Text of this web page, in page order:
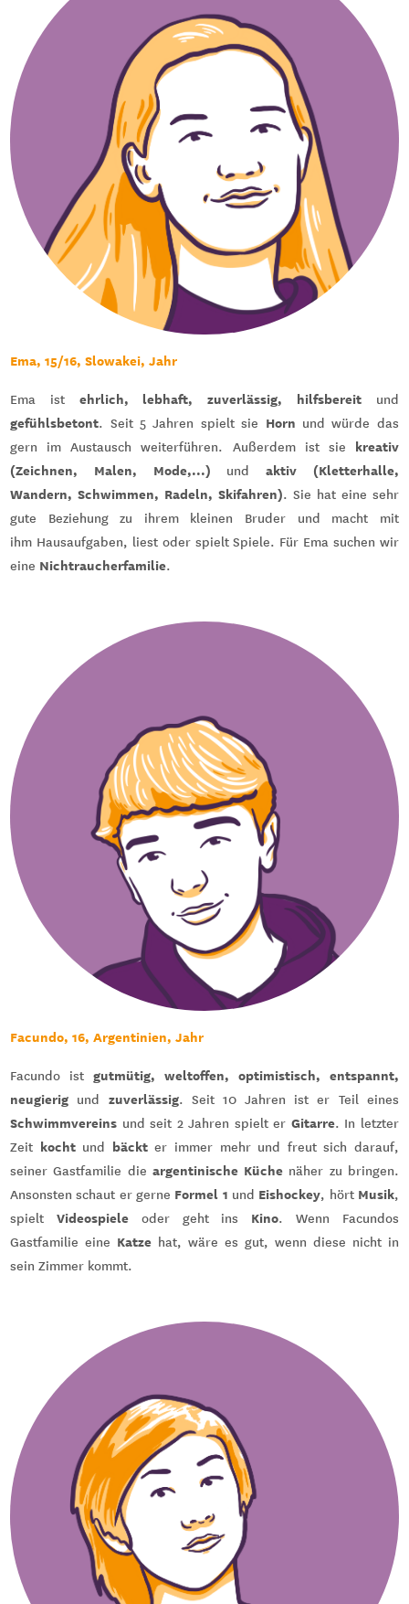
Ema, 15/16, Slowakei, Jahr
Ema ist ehrlich, lebhaft, zuverlässig, hilfsbereit und
gefühlsbetont. Seit 5 Jahren spielt sie Horn und würde das
gern im Austausch weiterführen. Außerdem ist sie kreativ
(Zeichnen, Malen, Mode,...) undaktiv (Kletterhalle,
Wandern, Schwimmen, Radeln, Skifahren). Sie hat eine sehr
gute Beziehung zu ihrem kleinen Bruder und macht mit
ihm Hausaufgaben, liest oder spielt Spiele. Für Ema suchen wir
eine Nichtraucherfamilie.
Facundo, 16, Argentinien, Jahr
Facundo istgutmütig, weltoffen, optimistisch, entspannt,
neugierig und zuverlässig. Seit 10 Jahren ist er Teil eines
Schwimmvereins und seit 2 Jahren spielt er Gitarre. In letzter
Zeit kocht und bäckter immer mehr und freut sich darauf,
seiner Gastfamilie die argentinische Küche näher zu bringen.
Ansonsten schaut er gerne Formel 1 und Eishockey, hört Musik,
spielt Videospiele oder geht ins Kino. Wenn Facundos
Gastfamilie eine Katze hat, wäre es gut, wenn diese nicht in
sein Zimmer kommt.